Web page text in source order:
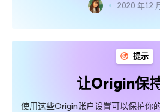
2020 年12
提示
让Origin保
使用这些Origin账户设置可以保护你